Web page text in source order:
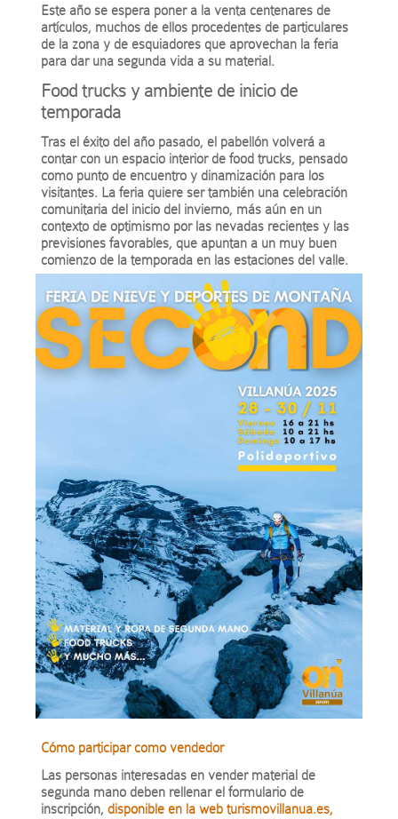
Este año se espera poner a la venta centenares de
artículos, muchos de ellos procedentes de particulares
de la zona y de esquiadores que aprovechan la feria
para dar una segunda vida a su material.
Food trucks y ambiente de inicio de
temporada
Tras el éxito del año pasado, el pabellón volverá a
contar con un espacio interior de food trucks, pensado
como punto de encuentro y dinamización para los
visitantes. La feria quiere ser también una celebración
comunitaria del inicio del invierno, más aún en un
contexto de optimismo por las nevadas recientes y las
previsiones favorables, que apuntan a un muy buen
comienzo de la temporada en las estaciones del valle.
Cómo participar como vendedor
Las personas interesadas en vender material de
segunda mano deben rellenar el formulario de
inscripción, disponible en la web turismovillanua.es,